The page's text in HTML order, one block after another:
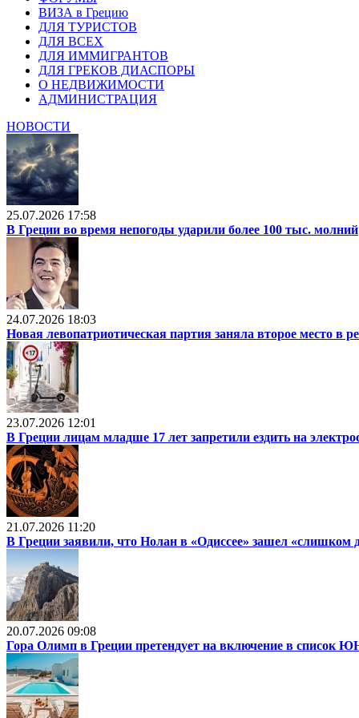
ВИЗА в Грецию
ДЛЯ ТУРИСТОВ
ДЛЯ ВСЕХ
ДЛЯ ИММИГРАНТОВ
ДЛЯ ГРЕКОВ ДИАСПОРЫ
О НЕДВИЖИМОСТИ
АДМИНИСТРАЦИЯ
НОВОСТИ
25.07.2026 17:58
В Греции во время непогоды ударили более 100 тыс. молний
24.07.2026 18:03
Новая левопатриотическая партия заняла второе место в
23.07.2026 12:01
В Греции лицам младше 17 лет запретили ездить на
21.07.2026 11:20
В Греции заявили, что Нолан в «Одиссее» зашел «слишком
20.07.2026 09:08
Гора Олимп в Греции претендует на включение в список